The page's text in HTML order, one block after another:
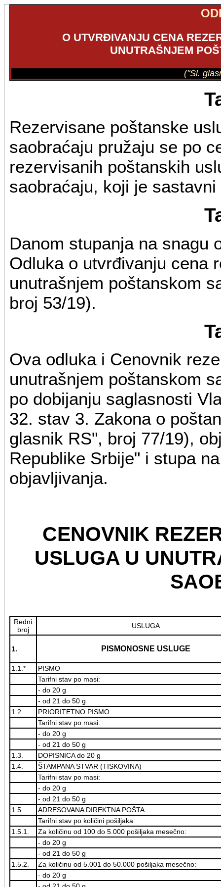
O UTVRĐIVANJU CENA
UNUTRAŠNJEM
("Sl.
Rezervisane poštanske
saobraćaju pružaju se po
rezervisanih poštanskih
saobraćaju, koji je
Danom stupanja na snagu
Odluka o utvrđivanju cena
unutrašnjem poštanskom
broj 53/19).
Ova odluka i Cenovnik
unutrašnjem poštanskom
po dobijanju saglasnosti
32. stav 3. Zakona o
glasnik RS", broj 77/19),
Republike Srbije" i stupa
objavljivanja.
CENOVNIK
USLUGA U
Redni
broj
USLUGA
1. PISMONOSNE USLUGE
1.1.*
PISMO
Tarifni stav po masi:
- do 20 g
- od 21 do 50 g
1.2.
PRIORITETNO PISMO
Tarifni stav po masi:
- do 20 g
- od 21 do 50 g
1.3.
DOPISNICA do 20 g
1.4.
ŠTAMPANA STVAR (TISKOVINA)
Tarifni stav po masi:
- do 20 g
- od 21 do 50 g
1.5.
ADRESOVANA DIREKTNA POŠTA
Tarifni stav po količini pošiljaka:
1.5.1.
Za količinu od 100 do 5.000 pošiljaka mesečno:
- do 20 g
- od 21 do 50 g
1.5.2.
Za količinu od 5.001 do 50.000 pošiljaka mesečno:
- do 20 g